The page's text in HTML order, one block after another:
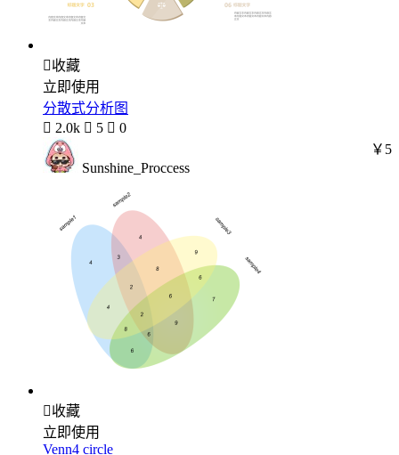
收藏
立即使用
分散式分析图
 2.0k  5  0
Sunshine_Proccess
￥5
收藏
立即使用
Venn4 circle